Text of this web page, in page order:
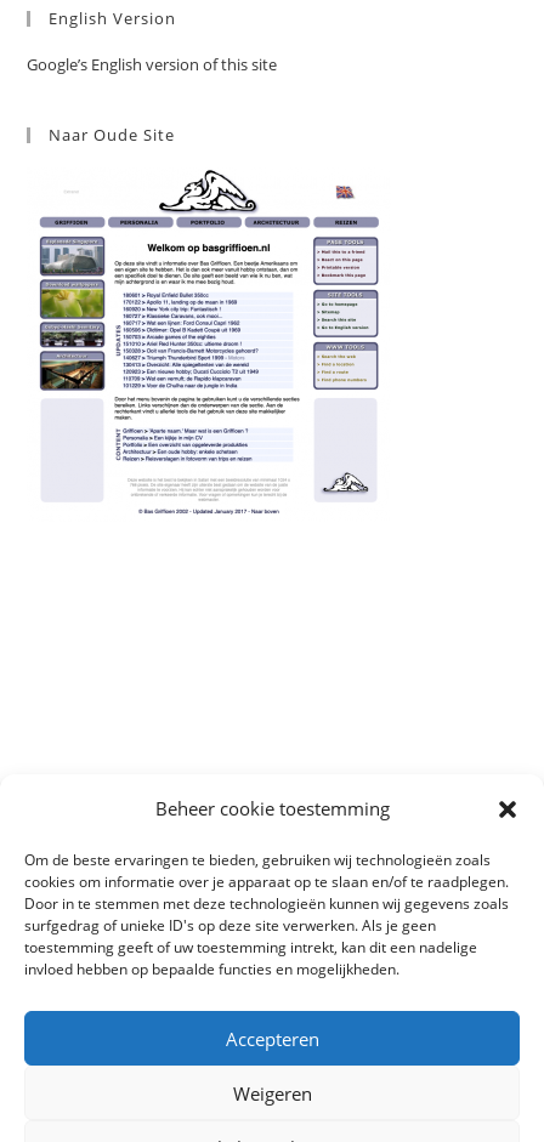
Beheer cookie toestemming
Om de beste ervaringen te bieden, gebruiken wij technologieën zoals
cookies om informatie over je apparaat op te slaan en/of te raadplegen.
Door in te stemmen met deze technologieën kunnen wij gegevens zoals
surfgedrag of unieke ID's op deze site verwerken. Als je geen
toestemming geeft of uw toestemming intrekt, kan dit een nadelige
invloed hebben op bepaalde functies en mogelijkheden.
Accepteren
Weigeren
English Version
Google’s English version of this site
Naar Oude Site